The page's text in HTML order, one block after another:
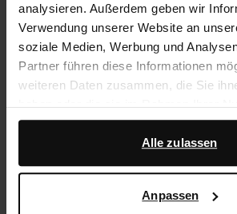
analysieren. Außerdem geben wir
Verwendung unserer Website an
soziale Medien, Werbung und
Partner führen diese Informationen
weiteren Daten zusammen, die Sie
haben oder die sie im Rahmen Ihrer
gesammelt haben.
Darüber hinaus arbeiten wir mit Google
darüber, wie Google Ihre
Alle zulassen
Anpassen
Hinweis: Es handelt sich bei diesem
Vorbestellung. Die voraussichtliche
April. Diese beigefarbenen
Marke Sacha haben Fransen und
Charms geschmückt. Die
aus Veloursleder, die Innenseite ist